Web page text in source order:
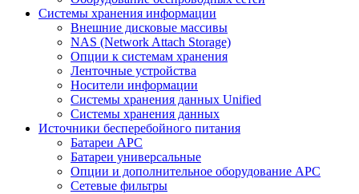
Системы хранения информации
Внешние дисковые массивы
NAS (Network Attach Storage)
Опции к системам хранения
Ленточные устройства
Носители информации
Системы хранения данных Unified
Системы хранения данных
Источники бесперебойного питания
Батареи APC
Батареи универсальные
Опции и дополнительное оборудование АРС
Сетевые фильтры